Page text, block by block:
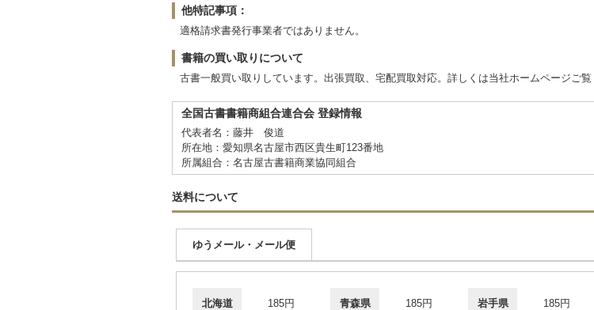
他特記事項：
‎適格請求書発行事業者ではありません。
書籍の買い取りについて
古書一般買い取りしています。出張買取、宅配買取対応。詳しくは当社ホームページご
全国古書書籍商組合連合会 登録情報
代表者名：藤井 俊道
所在地：愛知県名古屋市西区貴生町123番地
所属組合：名古屋古書籍商業協同組合
送料について
ゆうメール・メール便
北海道 185円 青森県 185円 岩手県 185円